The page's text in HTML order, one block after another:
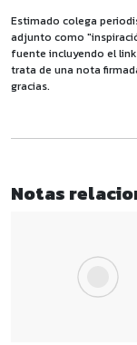
Estimado colega
adjunto como
fuente incluyendo el
trata de una nota
gracias.
Notas